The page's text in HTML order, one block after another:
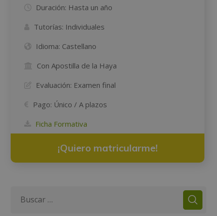
Duración: Hasta un año
Tutorías: Individuales
Idioma: Castellano
Con Apostilla de la Haya
Evaluación: Examen final
Pago: Único / A plazos
Ficha Formativa
¡Quiero matricularme!